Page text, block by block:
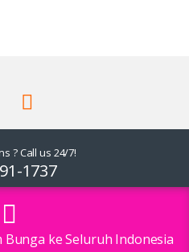
? Call us 24/7!
1737
ke Seluruh Indonesia
24 Jam